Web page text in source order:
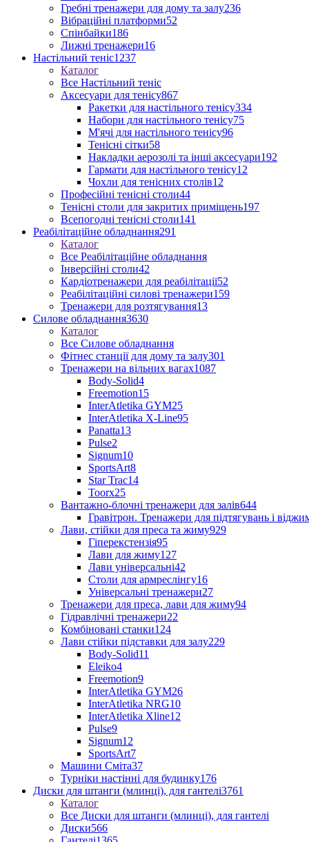
Гребні тренажери для дому та залу236
Вібраційні платформи52
Спінбайки186
Лижні тренажери16
Настільний теніс1237
Каталог
Все Настільний теніс
Аксесуари для тенісу867
Ракетки для настільного тенісу334
Набори для настільного тенісу75
М'ячі для настільного тенісу96
Тенісні сітки58
Накладки аерозолі та інші аксесуари192
Гармати для настільного тенісу12
Чохли для тенісних столів12
Професійні тенісні столи44
Тенісні столи для закритих приміщень197
Всепогодні тенісні столи141
Реабілітаційне обладнання291
Каталог
Все Реабілітаційне обладнання
Інверсійні столи42
Кардіотренажери для реабілітації52
Реабілітаційні силові тренажери159
Тренажери для розтягування13
Силове обладнання3630
Каталог
Все Силове обладнання
Фітнес станції для дому та залу301
Тренажери на вільних вагах1087
Body-Solid4
Freemotion15
InterAtletika GYM25
InterAtletika X-Line95
Panatta13
Pulse2
Signum10
SportsArt8
Star Trac14
Toorx25
Вантажно-блочні тренажери для залів644
Гравітрон. Тренажери для підтягувань і
Лави, стійки для преса та жиму929
Гіперекстензія95
Лави для жиму127
Лави універсальні42
Столи для армреслінгу16
Універсальні тренажери27
Тренажери для преса, лави для жиму94
Гідравлічні тренажери22
Комбіновані станки124
Лави стійки підставки для залу229
Body-Solid11
Eleiko4
Freemotion9
InterAtletika GYM26
InterAtletika NRG10
InterAtletika Xline12
Pulse9
Signum12
SportsArt7
Машини Сміта37
Турніки настінні для будинку176
Диски для штанги (млинці), для гантелі3761
Каталог
Все Диски для штанги (млинці), для гантелі
Диски566